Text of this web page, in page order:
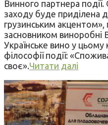
Винного партнера події.
заходу буде приділена
грузинським акцентом»,
засновником виноробні
Українське вино у
філософії події:
своє».Читати далі